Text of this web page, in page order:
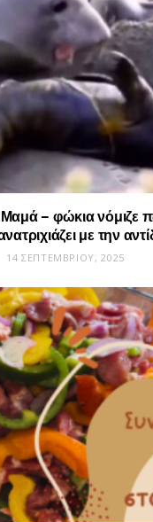
Μαμά – φώκια νόμιζε
με την
14 ΣΕΠΤΕΜΒΡΊΟΥ, 2025